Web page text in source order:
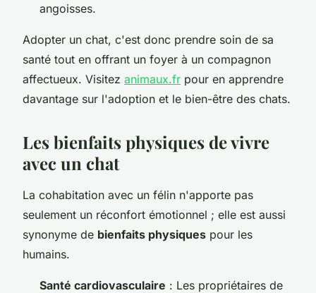
angoisses.
Adopter un chat, c'est donc prendre soin de sa
santé tout en offrant un foyer à un compagnon
affectueux. Visitez animaux.fr pour en apprendre
davantage sur l'adoption et le bien-être des chats.
Les bienfaits physiques de vivre
avec un chat
La cohabitation avec un félin n'apporte pas
seulement un réconfort émotionnel ; elle est aussi
synonyme de bienfaits physiques pour les
humains.
Santé cardiovasculaire : Les propriétaires de